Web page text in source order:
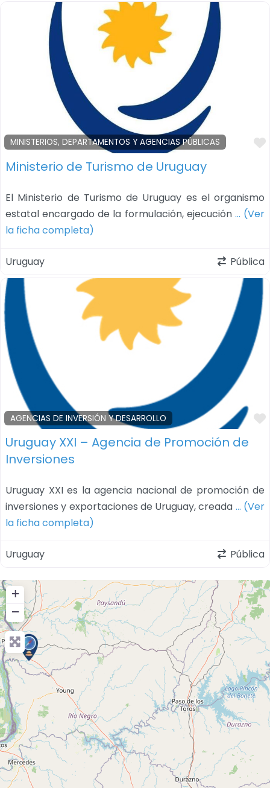
MINISTERIOS, DEPARTAMENTOS Y AGENCIAS PÚBLICAS
Ministerio de Turismo de Uruguay
El Ministerio de Turismo de Uruguay es el organismo
estatal encargado de la formulación, ejecución … (Ver
la ficha completa)
Uruguay Pública
AGENCIAS DE INVERSIÓN Y DESARROLLO
Uruguay XXI – Agencia de Promoción de
Inversiones
Uruguay XXI es la agencia nacional de promoción de
inversiones y exportaciones de Uruguay, creada … (Ver
la ficha completa)
Uruguay Pública
+
−